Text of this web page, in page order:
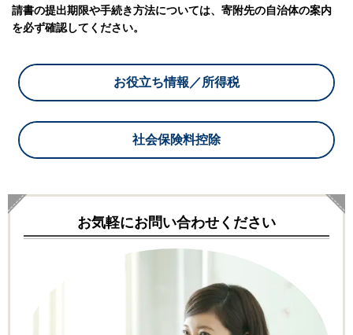
請書の提出期限や手続き方法については、寄附先の自治体の案内
を必ず確認してください。
お役立ち情報／所得税
社会保険料控除
お気軽にお問い合わせください